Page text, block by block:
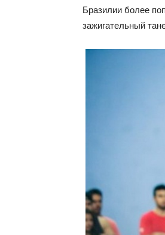
Бразилии более
зажигательный